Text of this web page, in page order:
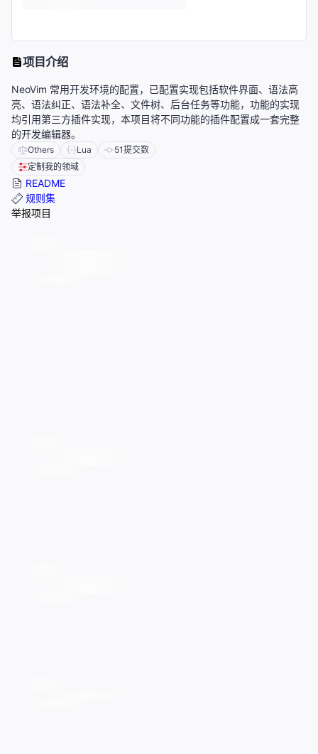
项目介绍
NeoVim 常用开发环境的配置，已配置实现包括软件界面、语法高
亮、语法纠正、语法补全、文件树、后台任务等功能，功能的实现
均引用第三方插件实现，本项目将不同功能的插件配置成一套完整
的开发编辑器。
Others Lua 51提交数
定制我的领域
README
规则集
举报项目